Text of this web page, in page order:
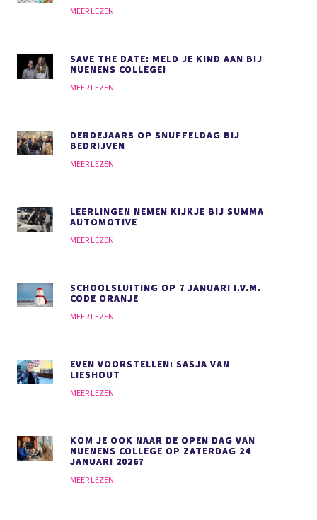
MEER LEZEN
SAVE THE DATE: MELD JE KIND AAN BIJ
NUENENS COLLEGE!
MEER LEZEN
DERDEJAARS OP SNUFFELDAG BIJ
BEDRIJVEN
MEER LEZEN
LEERLINGEN NEMEN KIJKJE BIJ SUMMA
AUTOMOTIVE
MEER LEZEN
SCHOOLSLUITING OP 7 JANUARI I.V.M.
CODE ORANJE
MEER LEZEN
EVEN VOORSTELLEN: SASJA VAN
LIESHOUT
MEER LEZEN
KOM JE OOK NAAR DE OPEN DAG VAN
NUENENS COLLEGE OP ZATERDAG 24
JANUARI 2026?
MEER LEZEN